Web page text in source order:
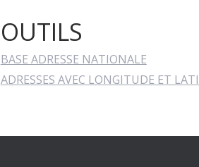
OUTILS
BASE ADRESSE NATIONALE
ADRESSES AVEC LONGITUDE ET